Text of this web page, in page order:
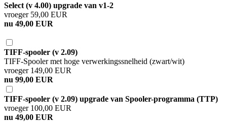
Select (v 4.00) upgrade van v1-2
vroeger 59,00 EUR
nu 49,00 EUR
TIFF-spooler (v 2.09)
TIFF-Spooler met hoge verwerkingssnelheid (zwart/wit)
vroeger 149,00 EUR
nu 99,00 EUR
TIFF-spooler (v 2.09) upgrade van Spooler-programma (TTP)
vroeger 100,00 EUR
nu 49,00 EUR